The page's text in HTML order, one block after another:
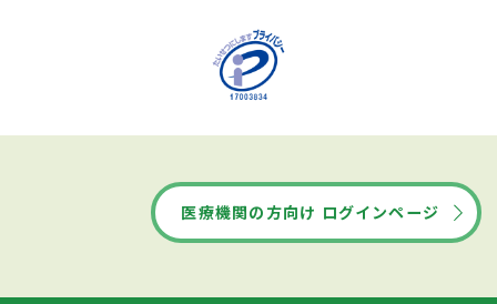
医療機関の方向け ログインページ